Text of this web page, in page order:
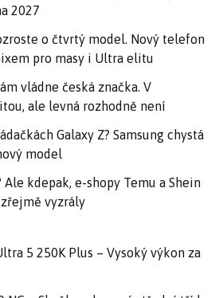
2027
o čtvrtý model. Nový telefon
pro masy i Ultra elitu
vládne česká značka. V
ale levná rozhodně není
Galaxy Z? Samsung chystá
model
Ale kdepak, e-shopy Temu a Shein
vyzrály
5 250K Plus – Vysoký výkon za